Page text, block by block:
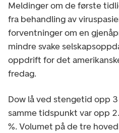
Meldinger om de første
fra behandling av
forventninger om en
mindre svake
oppdrift for det
fredag.
Dow lå ved stengetid opp
samme tidspunkt var opp
%. Volumet på de tre